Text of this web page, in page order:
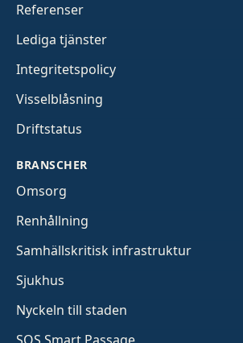
Referenser
Lediga tjänster
Integritetspolicy
Visselblåsning
Driftstatus
BRANSCHER
Omsorg
Renhållning
Samhällskritisk infrastruktur
Sjukhus
Nyckeln till staden